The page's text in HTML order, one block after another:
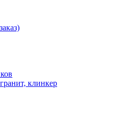
клинкер